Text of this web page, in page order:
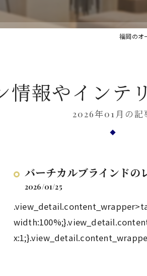
福岡のオ
情報やインテ
2026年01月の記
バーチカルブラインドの
2026/01/25